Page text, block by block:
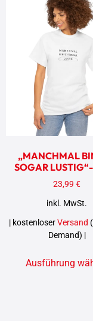
„MANCHMAL
SOGAR
23,99 €
inkl. MwSt.
| kostenloserVersand
Demand) |
Ausführung